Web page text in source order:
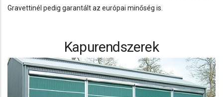
Gravettinél pedig garantált az európai minőség is.
Kapurendszerek